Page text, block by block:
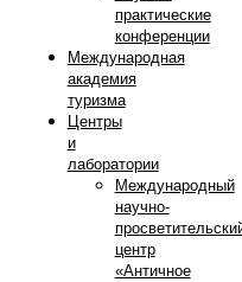
практические
конференции
Международная
академия
туризма
Центры
и
лаборатории
Международный
научно-
центр
«Античное